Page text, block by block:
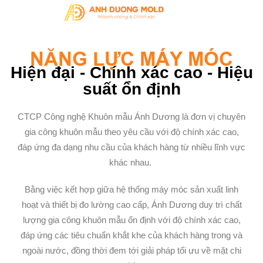
NĂNG LỰC MÁY MÓC
Hiện đại - Chính xác cao - Hiệu
suất ổn định
CTCP Công nghệ Khuôn mẫu Ánh Dương là đơn vị chuyên
gia công khuôn mẫu theo yêu cầu với độ chính xác cao,
đáp ứng đa dạng nhu cầu của khách hàng từ nhiều lĩnh vực
khác nhau.
Bằng việc kết hợp giữa hệ thống máy móc sản xuất linh
hoạt và thiết bị đo lường cao cấp, Ánh Dương duy trì chất
lượng gia công khuôn mẫu ổn định với độ chính xác cao,
đáp ứng các tiêu chuẩn khắt khe của khách hàng trong và
ngoài nước, đồng thời đem tới giải pháp tối ưu về mặt chi